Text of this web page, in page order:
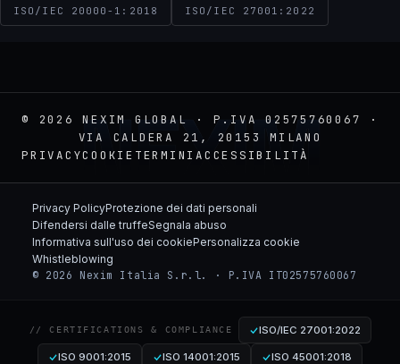
ISO/IEC 20000-1:2018 ISO/IEC 27001:2022
© 2026 NEXIM GLOBAL · P.IVA 02575760067 ·
VIA CALDERA 21, 20153 MILANO
PRIVACYCOOKIE TERMINI ACCESSIBILITÀ
NEXIM
Privacy PolicyProtezione dei dati personali
Difendersi dalle truffeSegnala abuso
Informativa sull'uso dei cookiePersonalizza cookie
Whistleblowing
© 2026 Nexim Italia S.r.l. · P.IVA IT02575760067
// CERTIFICATIONS & COMPLIANCE ISO/IEC 27001:2022
ISO 9001:2015 ISO 14001:2015 ISO 45001:2018